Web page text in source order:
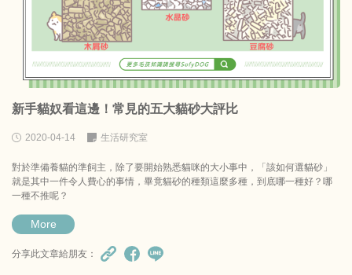
新手貓奴看這邊！常見的五大貓砂大評比
2020-04-14 生活研究室
對於準備養貓的準飼主，除了要開始熟悉貓咪的大小事中，「該如何選貓砂」
就是其中一件令人費心的事情，畢竟貓砂的種類這麼多種，到底哪一種好？哪
一種不推呢？
More
分享此文章給朋友：